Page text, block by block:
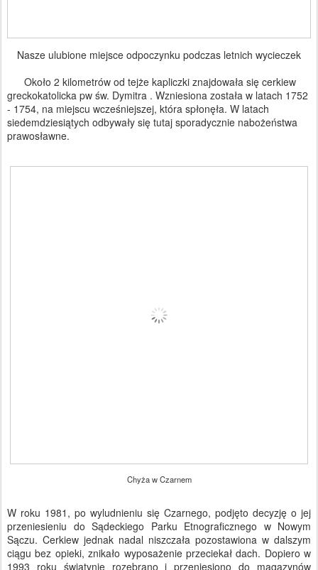
Nasze ulubione miejsce odpoczynku podczas letnich wycieczek
Około 2 kilometrów od tejże kapliczki znajdowała się cerkiew
greckokatolicka pw św. Dymitra . Wzniesiona została w latach 1752
- 1754, na miejscu wcześniejszej, która spłonęła. W latach
siedemdziesiątych odbywały się tutaj sporadycznie nabożeństwa
prawosławne.
Chyża w Czarnem
W roku 1981, po wyludnieniu się Czarnego, podjęto decyzję o jej
przeniesieniu do Sądeckiego Parku Etnograficznego w Nowym
Sączu. Cerkiew jednak nadal niszczała pozostawiona w dalszym
ciągu bez opieki, znikało wyposażenie przeciekał dach. Dopiero w
1993 roku świątynię rozebrano i przeniesiono do magazynów